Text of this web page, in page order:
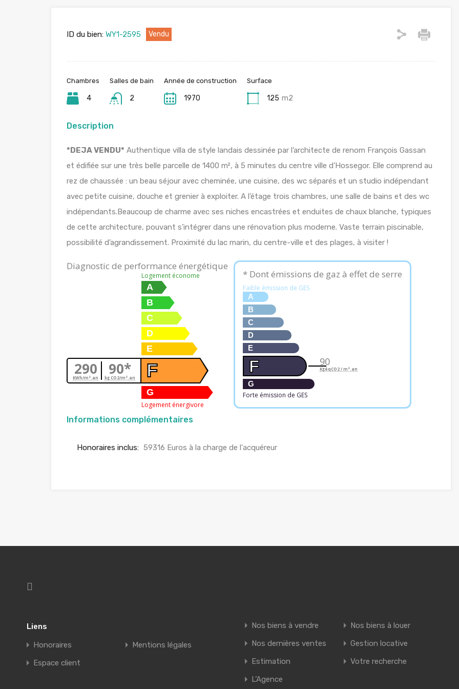
ID du bien: WY1-2595 Vendu
Chambres
4
Salles de bain
2
Année de construction
1970
Surface
125 m2
Description
*DEJA VENDU* Authentique villa de style landais dessinée par l’architecte de renom François Gassan
et édifiée sur une très belle parcelle de 1400 m², à 5 minutes du centre ville d’Hossegor. Elle comprend au
rez de chaussée : un beau séjour avec cheminée, une cuisine, des wc séparés et un studio indépendant
avec petite cuisine, douche et grenier à exploiter. A l’étage trois chambres, une salle de bains et des wc
indépendants.Beaucoup de charme avec ses niches encastrées et enduites de chaux blanche, typiques
de cette architecture, pouvant s’intégrer dans une rénovation plus moderne. Vaste terrain piscinable,
possibilité d’agrandissement. Proximité du lac marin, du centre-ville et des plages, à visiter !
Diagnostic de performance énergétique
290
KWh/m².an 90*
kg CO2/m².an
Logement économe
A
B
C
D
E
F
G
Logement énergivore
* Dont émissions de gaz à effet de serre
Faible émission de GES
A
B
C
D
E
F
G
Forte émission de GES
90
KgéqCO2 / m².an
Informations complémentaires
Honoraires inclus: 59316 Euros à la charge de l'acquéreur
Liens
Honoraires
Mentions légales
Espace client
Nos biens à vendre
Nos biens à louer
Nos dernières ventes
Gestion locative
Estimation
Votre recherche
L’Agence